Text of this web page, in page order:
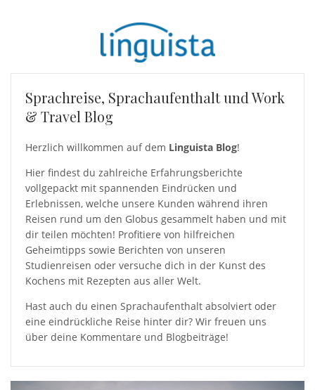
Sprachreise, Sprachaufenthalt und Work
& Travel Blog
Herzlich willkommen auf dem Linguista Blog!
Hier findest du zahlreiche Erfahrungsberichte
vollgepackt mit spannenden Eindrücken und
Erlebnissen, welche unsere Kunden während ihren
Reisen rund um den Globus gesammelt haben und mit
dir teilen möchten! Profitiere von hilfreichen
Geheimtipps sowie Berichten von unseren
Studienreisen oder versuche dich in der Kunst des
Kochens mit Rezepten aus aller Welt.
Hast auch du einen Sprachaufenthalt absolviert oder
eine eindrückliche Reise hinter dir? Wir freuen uns
über deine Kommentare und Blogbeiträge!